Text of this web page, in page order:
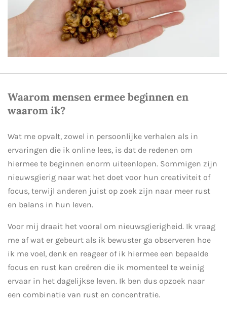
Waarom mensen ermee beginnen en
waarom ik?
Wat me opvalt, zowel in persoonlijke verhalen als in
ervaringen die ik online lees, is dat de redenen om
hiermee te beginnen enorm uiteenlopen. Sommigen zijn
nieuwsgierig naar wat het doet voor hun creativiteit of
focus, terwijl anderen juist op zoek zijn naar meer rust
en balans in hun leven.
Voor mij draait het vooral om nieuwsgierigheid. Ik vraag
me af wat er gebeurt als ik bewuster ga observeren hoe
ik me voel, denk en reageer of ik hiermee een bepaalde
focus en rust kan creëren die ik momenteel te weinig
ervaar in het dagelijkse leven. Ik ben dus opzoek naar
een combinatie van rust en concentratie.